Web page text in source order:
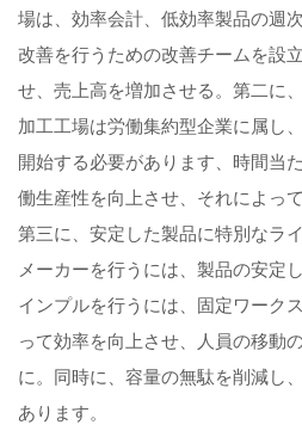
場は、効率会計、低効率製品の週
改善を行うための改善チームを設
せ、売上高を増加させる。第二に
加工工場は労働集約型企業に属し
開始する必要があります、時間当
働生産性を向上させ、それによっ
第三に、安定した製品に特別なラ
メーカーを行うには、製品の安定
インプルを行うには、固定ワーク
って効率を向上させ、人員の移動
に。同時に、容量の無駄を削減し
あります。